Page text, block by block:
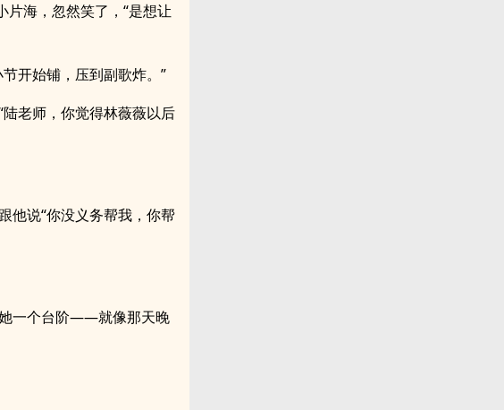
片海，忽然笑了，“是想让
开始铺，压到副歌炸。”
老师，你觉得林薇薇以后
他说“你没义务帮我，你帮
一个台阶——就像那天晚